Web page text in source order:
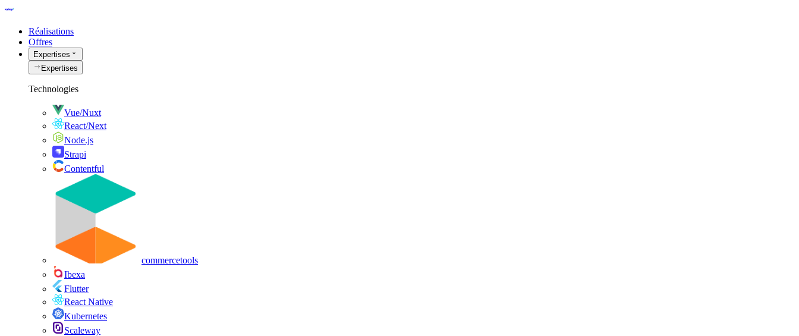
Réalisations
Offres
Expertises
Expertises
Technologies
Vue/Nuxt
React/Next
Node.js
Strapi
Contentful
commercetools
Ibexa
Flutter
React Native
Kubernetes
Scaleway